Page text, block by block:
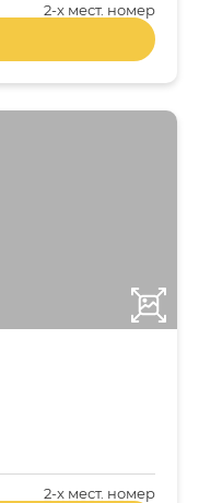
2-x мест. номер
2-x мест. номер